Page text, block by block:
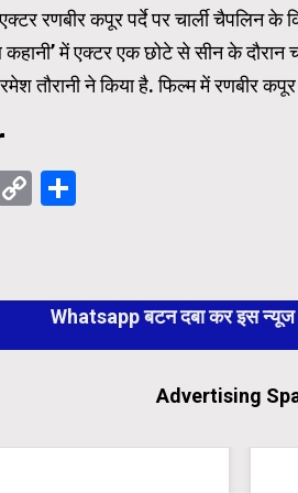
रणबीर कपूर पर्दे पर चार्ली चैपलिन
में एक्टर एक छोटे से सीन के दौरान
रमेश तौरानी ने किया है. फिल्म में रणबीर
Copy
Whatsapp बटन दबा कर इस
Advertising